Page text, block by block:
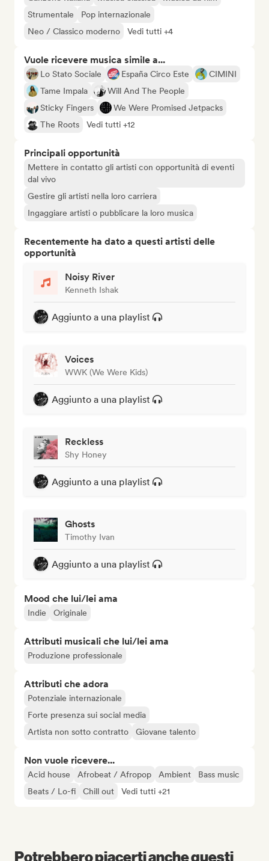
Strumentale
Pop internazionale
Neo / Classico moderno
Vedi tutti +4
Vuole ricevere musica simile a...
Lo Stato Sociale España Circo Este
CIMINI
Tame Impala
Will And The People
Sticky Fingers
We Were Promised Jetpacks
The Roots
Vedi tutti +12
Principali opportunità
Mettere in contatto gli artisti con opportunità di eventi
dal vivo
Gestire gli artisti nella loro carriera
Ingaggiare artisti o pubblicare la loro musica
Recentemente ha dato a questi artisti delle
opportunità
Noisy River
Kenneth Ishak
Aggiunto a una playlist
Voices
WWK (We Were Kids)
Aggiunto a una playlist
Reckless
Shy Honey
Aggiunto a una playlist
Ghosts
Timothy Ivan
Aggiunto a una playlist
Mood che lui/lei ama
Indie Originale
Attributi musicali che lui/lei ama
Produzione professionale
Attributi che adora
Potenziale internazionale
Forte presenza sui social media
Artista non sotto contratto
Giovane talento
Non vuole ricevere...
Acid house Afrobeat / Afropop Ambient
Bass music
Beats / Lo-fi
Chill out Vedi tutti +21
Potrebbero piacerti anche questi